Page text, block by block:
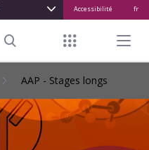
Accessibilité fr
Menu Menu
AAP - Stages longs